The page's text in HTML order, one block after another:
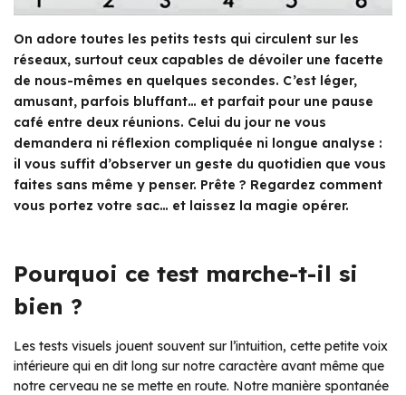
On adore toutes les petits tests qui circulent sur les
réseaux, surtout ceux capables de dévoiler une facette
de nous-mêmes en quelques secondes. C’est léger,
amusant, parfois bluffant… et parfait pour une pause
café entre deux réunions. Celui du jour ne vous
demandera ni réflexion compliquée ni longue analyse :
il vous suffit d’observer un geste du quotidien que vous
faites sans même y penser. Prête ? Regardez comment
vous portez votre sac… et laissez la magie opérer.
Pourquoi ce test marche-t-il si
bien ?
Les tests visuels jouent souvent sur l’intuition, cette petite voix
intérieure qui en dit long sur notre caractère avant même que
notre cerveau ne se mette en route. Notre manière spontanée